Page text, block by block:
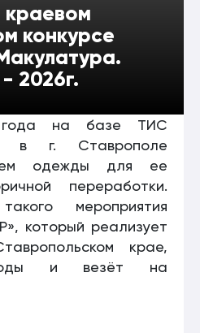
краевом
конкурсе
2026г.
на базе ТИС
в г. Ставрополе
одежды для ее
переработки.
мероприятия
который реализует
крае,
и везёт на